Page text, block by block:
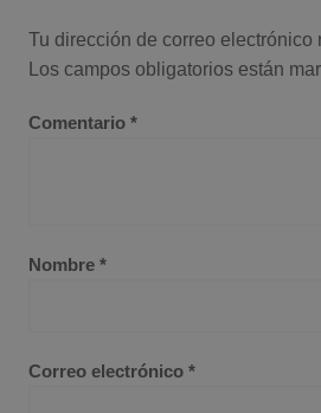
Tu dirección de correo electrónico
Los campos obligatorios están
Comentario *
Nombre *
Correo electrónico *